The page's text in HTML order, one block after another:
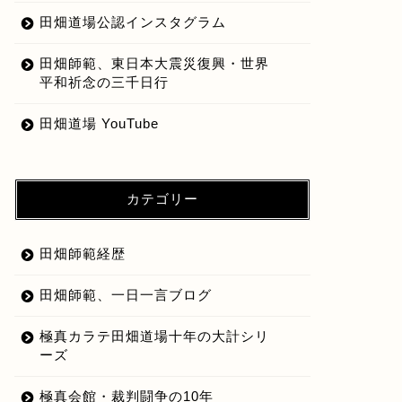
田畑道場公認インスタグラム
田畑師範、東日本大震災復興・世界
平和祈念の三千日行
田畑道場 YouTube
カテゴリー
田畑師範経歴
田畑師範、一日一言ブログ
極真カラテ田畑道場十年の大計シリ
ーズ
極真会館・裁判闘争の10年